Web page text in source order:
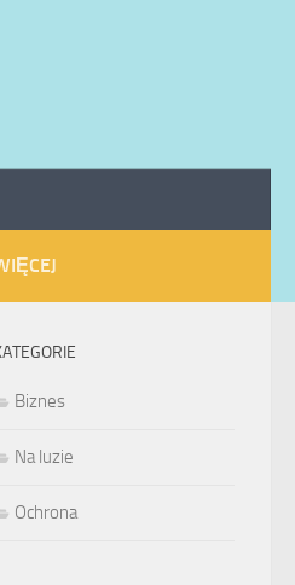
Biznes
Na luzie
Ochrona